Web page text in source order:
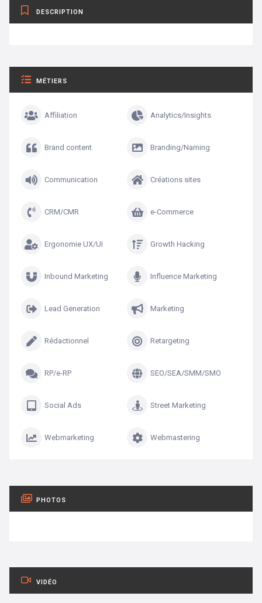
DESCRIPTION
MÉTIERS
Affiliation Analytics/Insights
Brand content Branding/Naming
Communication Créations sites
CRM/CMR e-Commerce
Ergonomie UX/UI Growth Hacking
Inbound Marketing Influence Marketing
Lead Generation Marketing
Rédactionnel Retargeting
RP/e-RP SEO/SEA/SMM/SMO
Social Ads Street Marketing
Webmarketing Webmastering
PHOTOS
VIDÉO